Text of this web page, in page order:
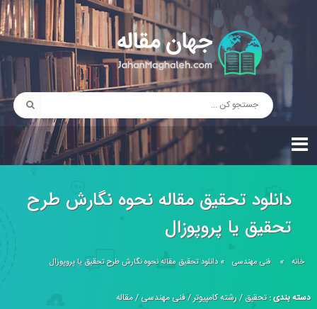
دانلود تحقیق مقاله نحوه نگارش طرح
تحقيق یا پروپوزال
خانه » فنی مهندسی »دانلود تحقیق مقاله نحوه نگارش طرح تحقيق یا پروپوزال
دسته بندی :تحقیق/رشته کامپیوتر/فنی مهندسی/مقاله